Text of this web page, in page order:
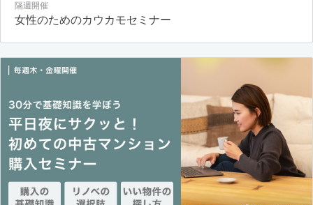
隔週開催
女性のためのカウカモセミナー